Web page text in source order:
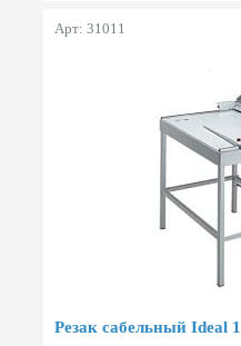
Арт: 31011
Резак сабельный Ideal